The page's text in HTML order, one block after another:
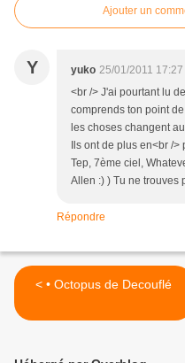
Ajouter un
Y yuko 25/01/2011 17:27
<br /> J'ai pourtant lu
comprends ton point
les choses changent
Ils ont de plus en<br /
Tep, 7ème ciel,
Allen :) ) Tu ne trouves
Répondre
< • Octopus de Decouflé